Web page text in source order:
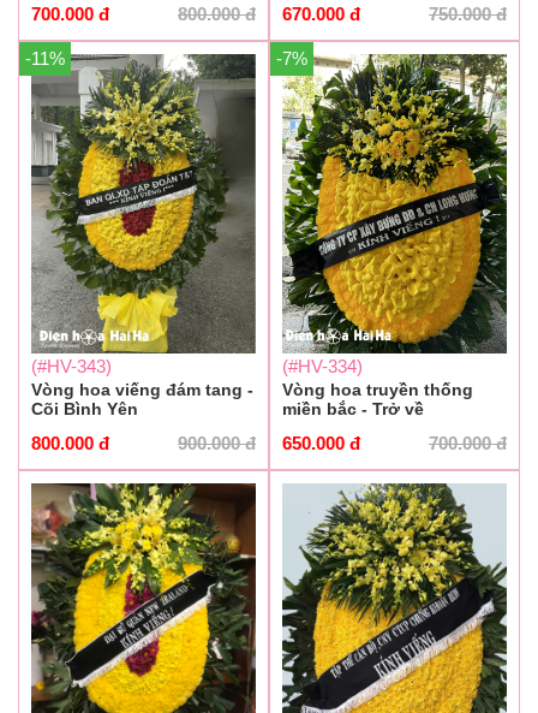
800.000đ
700.000 đ 750.000đ
670.000 đ
-11%
(#HV-343)
Vòng hoa viếng đám tang -
Cõi Bình Yên
900.000đ
800.000 đ
-7%
(#HV-334)
Vòng hoa truyền thống
miền bắc - Trở về
700.000đ
650.000 đ